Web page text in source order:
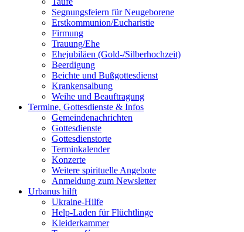
Segnungsfeiern für Neugeborene
Erstkommunion/Eucharistie
Firmung
Trauung/Ehe
Ehejubiläen (Gold-/Silberhochzeit)
Beerdigung
Beichte und Bußgottesdienst
Krankensalbung
Weihe und Beauftragung
Termine, Gottesdienste & Infos
Gemeindenachrichten
Gottesdienste
Gottesdienstorte
Terminkalender
Konzerte
Weitere spirituelle Angebote
Anmeldung zum Newsletter
Urbanus hilft
Ukraine-Hilfe
Help-Laden für Flüchtlinge
Kleiderkammer